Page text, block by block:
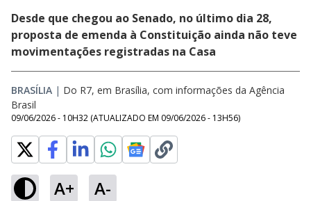
Desde que chegou ao Senado, no último dia 28,
proposta de emenda à Constituição ainda não teve
movimentações registradas na Casa
BRASÍLIA | Do R7, em Brasília, com informações da Agência
Brasil
09/06/2026 - 10H32 (ATUALIZADO EM 09/06/2026 - 13H56)
A+ A-